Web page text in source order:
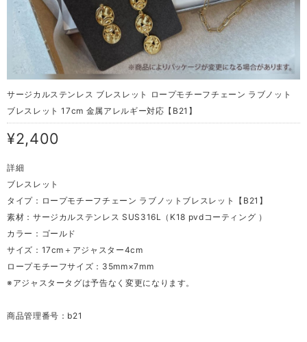
サージカルステンレス ブレスレット ロープモチーフチェーン ラブノット
ブレスレット 17cm 金属アレルギー対応【B21】
¥2,400
詳細
ブレスレット
タイプ：ロープモチーフチェーン ラブノットブレスレット【B21】
素材：サージカルステンレス SUS316L（K18 pvdコーティング ）
カラー：ゴールド
サイズ：17cm＋アジャスター4cm
ロープモチーフサイズ：35mm×7mm
※アジャスタータグは予告なく変更になります。
商品管理番号：b21